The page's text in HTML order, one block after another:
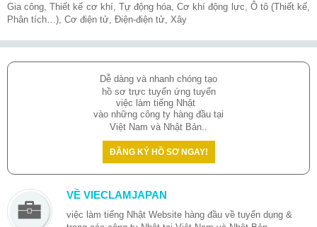
Gia công, Thiết kế cơ khí, Tự động hóa, Cơ khí động lực, Ô tô (Thiết kế,
Phân tích…), Cơ điện tử, Điện-điện tử, Xây
Dễ dàng và nhanh chóng tạo
hồ sơ trực tuyến ứng tuyển
việc làm tiếng Nhật
vào những công ty hàng đầu tại
Việt Nam và Nhật Bản..
ĐĂNG KÝ HỒ SƠ NGAY!
VỀ VIECLAMJAPAN
Website hàng đầu về tuyển dụng &
việc làm tiếng Nhật